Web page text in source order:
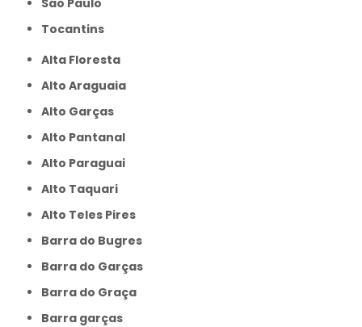
Tocantins
Alta Floresta
Alto Araguaia
Alto Garças
Alto Pantanal
Alto Paraguai
Alto Taquari
Alto Teles Pires
Barra do Bugres
Barra do Garças
Barra do Graça
Barra garças